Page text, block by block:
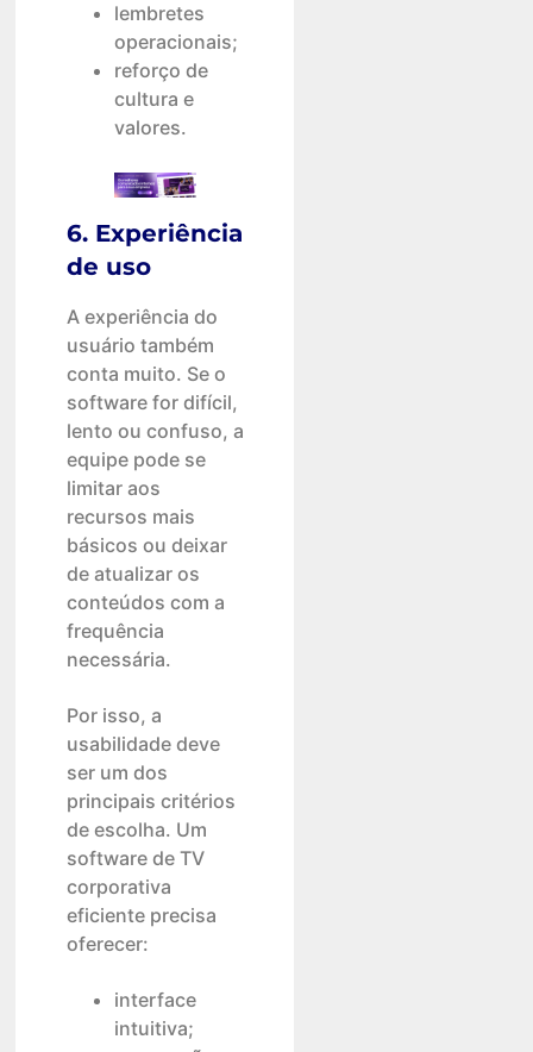
lembretes
operacionais;
reforço de
cultura e
valores.
6. Experiência
de uso
A experiência do
usuário também
conta muito. Se o
software for difícil,
lento ou confuso, a
equipe pode se
limitar aos
recursos mais
básicos ou deixar
de atualizar os
conteúdos com a
frequência
necessária.
Por isso, a
usabilidade deve
ser um dos
principais critérios
de escolha. Um
software de TV
corporativa
eficiente precisa
oferecer:
interface
intuitiva;